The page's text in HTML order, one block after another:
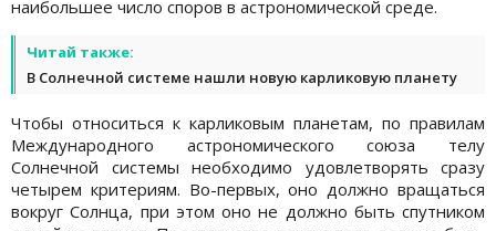
наибольшее число споров в астрономической среде.
Читай также:
В Солнечной системе нашли новую карликовую планету
Чтобы относиться к карликовым планетам, по правилам
Международного астрономического союза телу
Солнечной системы необходимо удовлетворять сразу
четырем критериям. Во-первых, оно должно вращаться
вокруг Солнца, при этом оно не должно быть спутником